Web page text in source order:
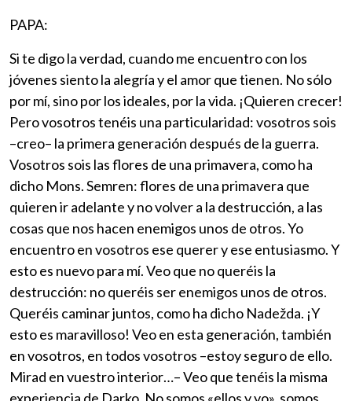
PAPA:
Si te digo la verdad, cuando me encuentro con los
jóvenes siento la alegría y el amor que tienen. No sólo
por mí, sino por los ideales, por la vida. ¡Quieren crecer!
Pero vosotros tenéis una particularidad: vosotros sois
–creo– la primera generación después de la guerra.
Vosotros sois las flores de una primavera, como ha
dicho Mons. Semren: flores de una primavera que
quieren ir adelante y no volver a la destrucción, a las
cosas que nos hacen enemigos unos de otros. Yo
encuentro en vosotros ese querer y ese entusiasmo. Y
esto es nuevo para mí. Veo que no queréis la
destrucción: no queréis ser enemigos unos de otros.
Queréis caminar juntos, como ha dicho Nadežda. ¡Y
esto es maravilloso! Veo en esta generación, también
en vosotros, en todos vosotros –estoy seguro de ello.
Mirad en vuestro interior…– Veo que tenéis la misma
experiencia de Darko. No somos «ellos y yo», somos